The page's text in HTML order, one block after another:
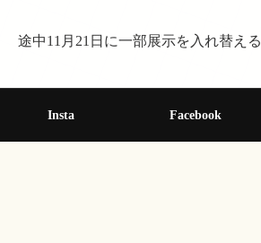
途中11月21日に一部展示を入れ替える
関連情報
Insta Facebook